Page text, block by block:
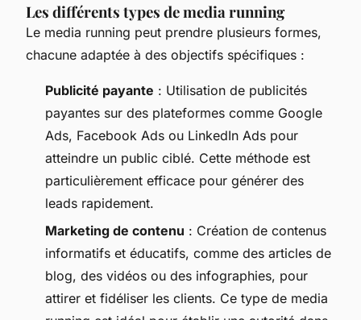
Les différents types de media running
Le media running peut prendre plusieurs formes,
chacune adaptée à des objectifs spécifiques :
Publicité payante : Utilisation de publicités
payantes sur des plateformes comme Google
Ads, Facebook Ads ou LinkedIn Ads pour
atteindre un public ciblé. Cette méthode est
particulièrement efficace pour générer des
leads rapidement.
Marketing de contenu : Création de contenus
informatifs et éducatifs, comme des articles de
blog, des vidéos ou des infographies, pour
attirer et fidéliser les clients. Ce type de media